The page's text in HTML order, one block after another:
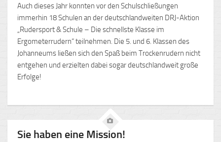
Auch dieses Jahr konnten vor den Schulschließungen
immerhin 18 Schulen an der deutschlandweiten DRJ-Aktion
„Rudersport & Schule – Die schnellste Klasse im
Ergometerrudern“ teilnehmen. Die 5. und 6. Klassen des
Johanneums ließen sich den Spaß beim Trockenrudern nicht
entgehen und erzielten dabei sogar deutschlandweit große
Erfolge!
Sie haben eine Mission!